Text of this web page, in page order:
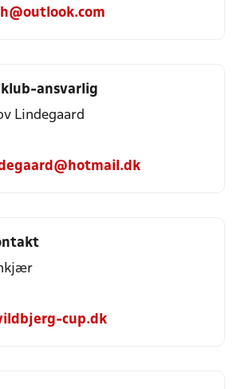
ansvarlig
Lindegaard
cup.dk